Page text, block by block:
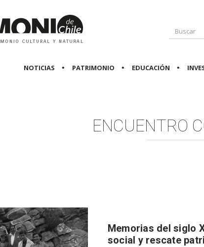
NOTICIAS PATRIMONIO EDUCACIÓN
ENCUENTRO
Memorias del siglo
social y rescate